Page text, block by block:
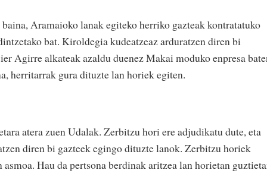
Aramaioko lanak egiteko herriko gazteak kontratatuko
bat. Kiroldegia kudeatzeaz arduratzen diren bi
Agirre alkateak azaldu duenez Makai moduko enpresa
herritarrak gura dituzte lan horiek egiten.
atera zuen Udalak. Zerbitzu hori ere adjudikatu dute, eta
diren bi gazteek egingo dituzte lanok. Zerbitzu horiek
Hau da pertsona berdinak aritzea lan horietan